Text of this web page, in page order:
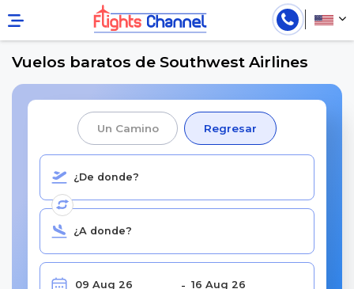
Vuelos baratos de Southwest Airlines
Un Camino Regresar